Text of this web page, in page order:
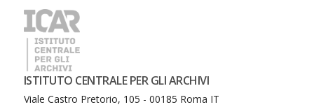
ISTITUTO CENTRALE PER GLI ARCHIVI
Viale Castro Pretorio, 105 - 00185 Roma IT